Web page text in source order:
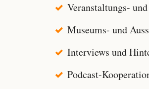
Veranstaltungs-
Museums- und
Interviews und
Podcast-